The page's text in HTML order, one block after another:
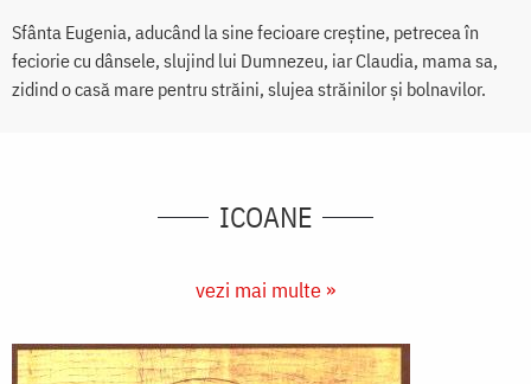
Sfânta Eugenia, aducând la sine fecioare creștine, petrecea în
feciorie cu dânsele, slujind lui Dumnezeu, iar Claudia, mama sa,
zidind o casă mare pentru străini, slujea străinilor și bolnavilor.
ICOANE
vezi mai multe »